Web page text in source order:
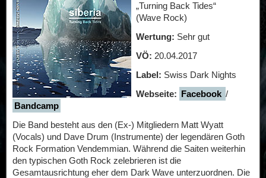
„Turning Back Tides“
(Wave Rock)
Wertung: Sehr gut
VÖ: 20.04.2017
Label: Swiss Dark Nights
Webseite: Facebook /
Bandcamp
Die Band besteht aus den (Ex-) Mitgliedern Matt Wyatt
(Vocals) und Dave Drum (Instrumente) der legendären Goth
Rock Formation Vendemmian. Während die Saiten weiterhin
den typischen Goth Rock zelebrieren ist die
Gesamtausrichtung eher dem Dark Wave unterzuordnen. Die